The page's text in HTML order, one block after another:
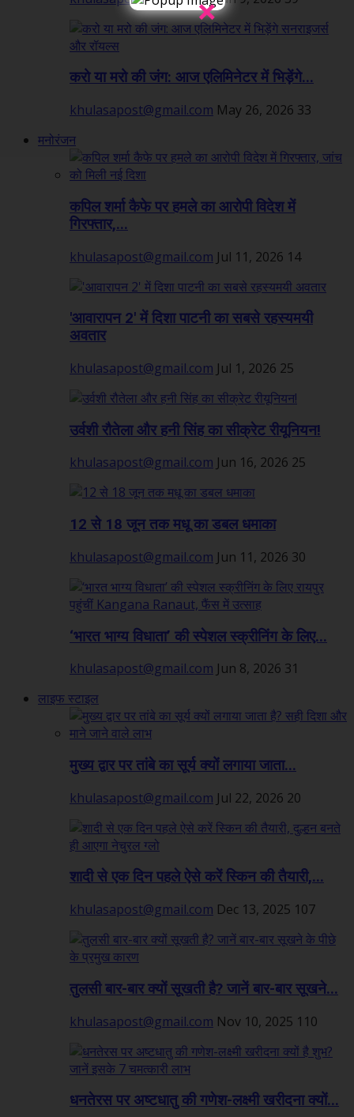
करो या मरो की जंग: आज एलिमिनेटर में भिड़ेंगे...
khulasapost@gmail.com May 26, 2026 33
मनोरंजन
कपिल शर्मा कैफे पर हमले का आरोपी विदेश में
गिरफ्तार,...
khulasapost@gmail.com Jul 11, 2026 14
'आवारापन 2' में दिशा पाटनी का सबसे रहस्यमयी
अवतार
khulasapost@gmail.com Jul 1, 2026 25
उर्वशी रौतेला और हनी सिंह का सीक्रेट रीयूनियन!
khulasapost@gmail.com Jun 16, 2026 25
12 से 18 जून तक मधू का डबल धमाका
khulasapost@gmail.com Jun 11, 2026 30
‘भारत भाग्य विधाता’ की स्पेशल स्क्रीनिंग के लिए...
khulasapost@gmail.com Jun 8, 2026 31
लाइफ स्टाइल
मुख्य द्वार पर तांबे का सूर्य क्यों लगाया जाता...
khulasapost@gmail.com Jul 22, 2026 20
शादी से एक दिन पहले ऐसे करें स्किन की तैयारी,...
khulasapost@gmail.com Dec 13, 2025 107
तुलसी बार-बार क्यों सूखती है? जानें बार-बार सूखने...
khulasapost@gmail.com Nov 10, 2025 110
धनतेरस पर अष्टधातु की गणेश-लक्ष्मी खरीदना क्यों...
×